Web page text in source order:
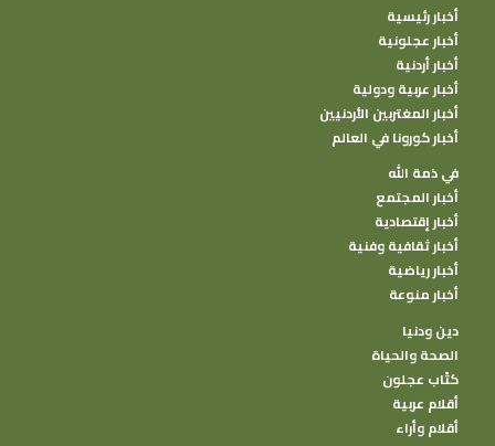
أخبار رئيسية
أخبار عجلونية
أخبار أردنية
أخبار عربية ودولية
أخبار المغتربين الأردنيين
أخبار كورونا في العالم
في ذمة الله
أخبار المجتمع
أخبار إقتصادية
أخبار ثقافية وفنية
أخبار رياضية
أخبار منوعة
دين ودنيا
الصحة والحياة
كتًاب عجلون
أقلام عربية
أقلام وأراء